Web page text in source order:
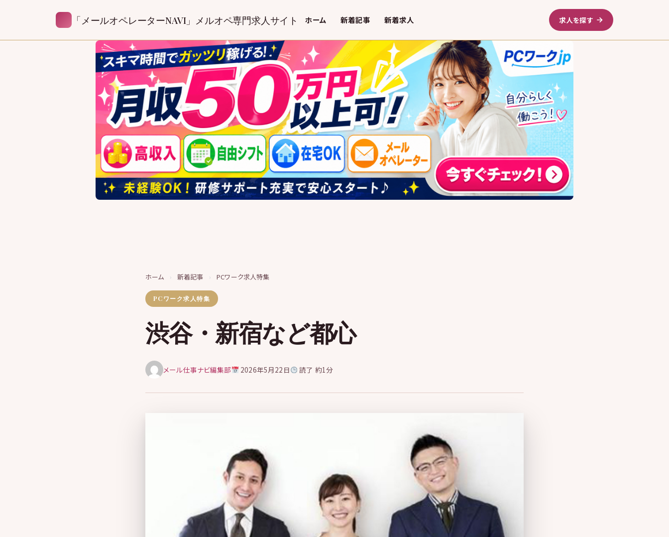
「メールオペレーターNAVI」メルオペ専門求人サイト ホーム 新着記事 新着求人 求人を探す
ホーム › 新着記事 › PCワーク求人特集
PCワーク求人特集
渋谷・新宿など都心
メール仕事ナビ編集部 2026年5月22日 読了 約1分